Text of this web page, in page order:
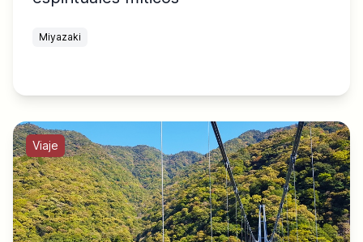
Miyazaki
Viaje